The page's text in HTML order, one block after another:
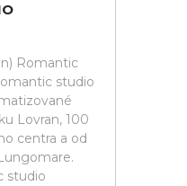
Romantic
studio
Lovran, 100
centra a od
studio